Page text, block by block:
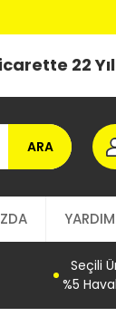
22
ARA
YARDIM
Seçili
%5